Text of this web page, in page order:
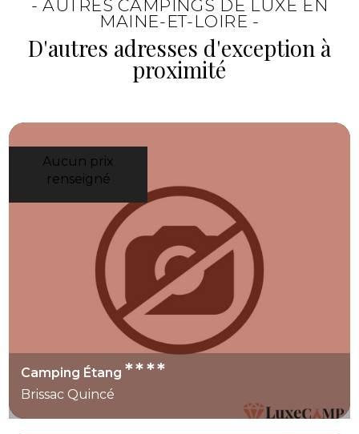
patrimoine. C’est une base agréable pour
varier les sorties pendant le séjour.
- AUTRES CAMPINGS DE LUXE EN
MAINE-ET-LOIRE -
D'autres adresses d'exception à
proximité
Aucun prix
renseigné
Camping Étang****
Brissac Quincé